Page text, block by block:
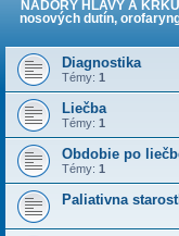
NÁDORY HLAVY A
nosových dutín,
Diagnostika
Témy: 1
Liečba
Témy: 1
Obdobie po
Témy: 1
Paliativna